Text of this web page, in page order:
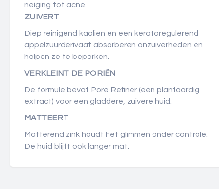
neiging tot acne.
ZUIVERT
Diep reinigend kaolien en een keratoregulerend
appelzuurderivaat absorberen onzuiverheden en
helpen ze te beperken.
VERKLEINT DE PORIËN
De formule bevat Pore Refiner (een plantaardig
extract) voor een gladdere, zuivere huid.
MATTEERT
Matterend zink houdt het glimmen onder controle.
De huid blijft ook langer mat.